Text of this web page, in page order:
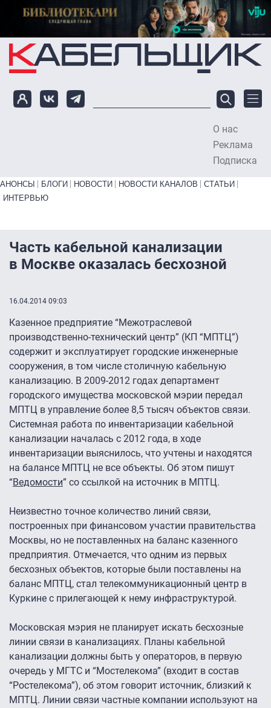
Перейти к основному содержанию
О нас
Реклама
Подписка
Primary links bottom
АНОНСЫ БЛОГИ НОВОСТИ НОВОСТИ КАНАЛОВ
СТАТЬИ
ИНТЕРВЬЮ
Часть кабельной канализации
в Москве оказалась бесхозной
16.04.2014 09:03
Казенное предприятие “Межотраслевой
производственно-технический центр” (КП “МПТЦ”)
содержит и эксплуатирует городские инженерные
сооружения, в том числе столичную кабельную
канализацию. В 2009-2012 годах департамент
городского имущества московской мэрии передал
МПТЦ в управление более 8,5 тысяч объектов связи.
Системная работа по инвентаризации кабельной
канализации началась с 2012 года, в ходе
инвентаризации выяснилось, что учтены и находятся
на балансе МПТЦ не все объекты. Об этом пишут
“Ведомости” со ссылкой на источник в МПТЦ.
Неизвестно точное количество линий связи,
построенных при финансовом участии правительства
Москвы, но не поставленных на баланс казенного
предприятия. Отмечается, что одним из первых
бесхозных объектов, которые были поставлены на
баланс МПТЦ, стал телекоммуникационный центр в
Куркине с прилегающей к нему инфраструктурой.
Московская мэрия не планирует искать бесхозные
линии связи в канализациях. Планы кабельной
канализации должны быть у операторов, в первую
очередь у МГТС и “Мостелекома” (входит в состав
“Ростелекома”), об этом говорит источник, близкий к
МПТЦ. Линии связи частные компании используют на